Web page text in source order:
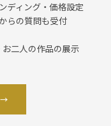
ディング・価格設定
らの質問も受付
二人の作品の展示
→